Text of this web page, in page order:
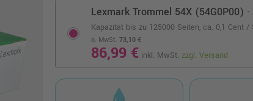
Lexmark Trommel 54X (54G0P00)
Kapazität bis zu 125000 Seiten, ca. 0,1 Cent /
o. MwSt. 73,10 €
86,99 € inkl. MwSt. zzgl. Versand